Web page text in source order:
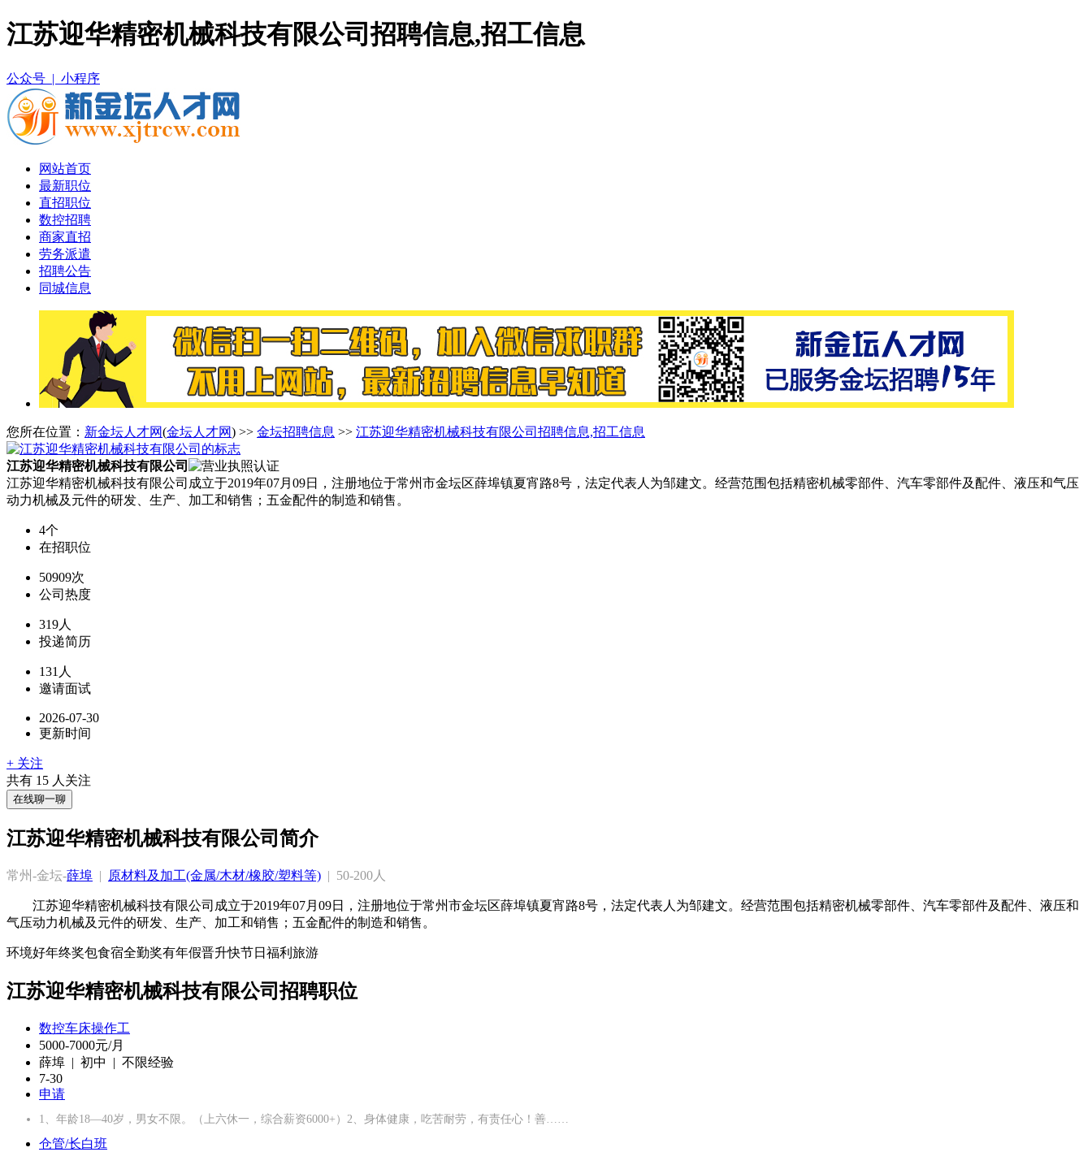
江苏迎华精密机械科技有限公司招聘信息,招工信息
公众号 | 小程序
网站首页
最新职位
直招职位
数控招聘
商家直招
劳务派遣
招聘公告
同城信息
您所在位置： 新金坛人才网(金坛人才网) >> 金坛招聘信息 >> 江苏迎华精密机械科技有限公司招聘信息,招工信息
江苏迎华精密机械科技有限公司
江苏迎华精密机械科技有限公司成立于2019年07月09日，注册地位于常州市金坛区薛埠镇夏宵路8号，法定代表人为邹建文。经营范围包括精密机械零部件、汽车零部件及配件、液压和气压
动力机械及元件的研发、生产、加工和销售；五金配件的制造和销售。
4个
在招职位
50909次
公司热度
319人
投递简历
131人
邀请面试
2026-07-30
更新时间
+ 关注
共有 15 人关注
在线聊一聊
江苏迎华精密机械科技有限公司简介
常州-金坛-薛埠 | 原材料及加工(金属/木材/橡胶/塑料等) |  50-200人
江苏迎华精密机械科技有限公司成立于2019年07月09日，注册地位于常州市金坛区薛埠镇夏宵路8号，法定代表人为邹建文。经营范围包括精密机械零部件、汽车零部件及配件、液压和
气压动力机械及元件的研发、生产、加工和销售；五金配件的制造和销售。
环境好年终奖包食宿全勤奖有年假晋升快节日福利 旅游
江苏迎华精密机械科技有限公司招聘职位
数控车床操作工
5000-7000元/月
薛埠 | 初中 | 不限经验
7-30
申请
1、年龄18—40岁，男女不限。（上六休一，综合薪资6000+）2、身体健康，吃苦耐劳，有责任心！善……
仓管/长白班